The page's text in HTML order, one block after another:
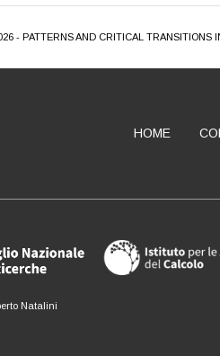
- PATTERNS AND CRITICAL TRANSITIONS
HOME
Natalini